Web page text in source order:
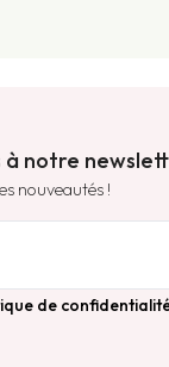
à notre
nouveautés !
de